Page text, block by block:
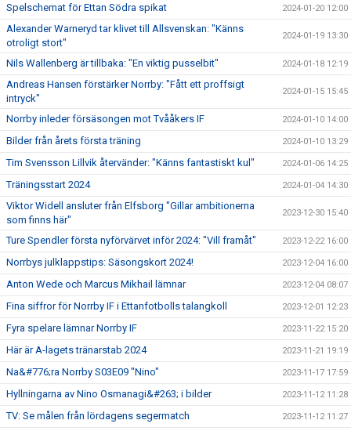
Spelschemat för Ettan Södra spikat 2024-01-20 12:00
Alexander Warneryd tar klivet till Allsvenskan: "Känns
otroligt stort"
2024-01-19 13:30
Nils Wallenberg är tillbaka: "En viktig pusselbit" 2024-01-18 12:19
Andreas Hansen förstärker Norrby: "Fått ett proffsigt
intryck"
2024-01-15 15:45
Norrby inleder försäsongen mot Tvååkers IF 2024-01-10 14:00
Bilder från årets första träning 2024-01-10 13:29
Tim Svensson Lillvik återvänder: "Känns fantastiskt kul" 2024-01-06 14:25
Träningsstart 2024 2024-01-04 14:30
Viktor Widell ansluter från Elfsborg "Gillar ambitionerna
som finns här"
2023-12-30 15:40
Ture Spendler första nyförvärvet inför 2024: "Vill framåt" 2023-12-22 16:00
Norrbys julklappstips: Säsongskort 2024! 2023-12-04 16:00
Anton Wede och Marcus Mikhail lämnar 2023-12-04 08:07
Fina siffror för Norrby IF i Ettanfotbolls talangkoll 2023-12-01 12:23
Fyra spelare lämnar Norrby IF 2023-11-22 15:20
Här är A-lagets tränarstab 2024 2023-11-21 19:19
Na&#776;ra Norrby S03E09 "Nino" 2023-11-17 17:59
Hyllningarna av Nino Osmanagi&#263; i bilder 2023-11-12 11:28
TV: Se målen från lördagens segermatch 2023-11-12 11:27